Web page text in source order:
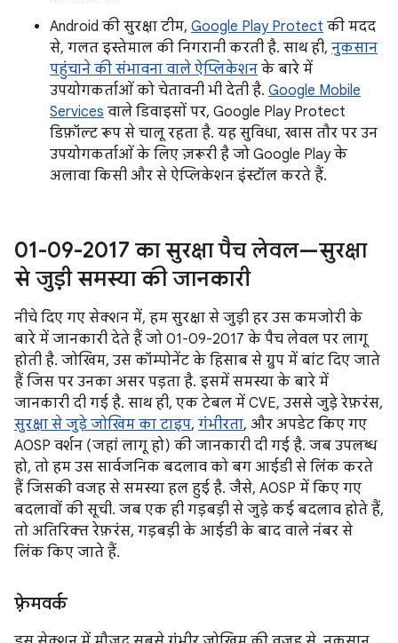
Android की सुरक्षा टीम, Google Play Protect की मदद
से, गलत इस्तेमाल की निगरानी करती है. साथ ही, नुकसान
पहुंचाने की संभावना वाले ऐप्लिकेशन के बारे में
उपयोगकर्ताओं को चेतावनी भी देती है. Google Mobile
Services वाले डिवाइसों पर, Google Play Protect
डिफ़ॉल्ट रूप से चालू रहता है. यह सुविधा, खास तौर पर उन
उपयोगकर्ताओं के लिए ज़रूरी है जो Google Play के
अलावा किसी और से ऐप्लिकेशन इंस्टॉल करते हैं.
01-09-2017 का सुरक्षा पैच लेवल—सुरक्षा
से जुड़ी समस्या की जानकारी
नीचे दिए गए सेक्शन में, हम सुरक्षा से जुड़ी हर उस कमजोरी के
बारे में जानकारी देते हैं जो 01-09-2017 के पैच लेवल पर लागू
होती है. जोखिम, उस कॉम्पोनेंट के हिसाब से ग्रुप में बांट दिए जाते
हैं जिस पर उनका असर पड़ता है. इसमें समस्या के बारे में
जानकारी दी गई है. साथ ही, एक टेबल में CVE, उससे जुड़े रेफ़रंस,
सुरक्षा से जुड़े जोखिम का टाइप, गंभीरता, और अपडेट किए गए
AOSP वर्शन (जहां लागू हो) की जानकारी दी गई है. जब उपलब्ध
हो, तो हम उस सार्वजनिक बदलाव को बग आईडी से लिंक करते
हैं जिसकी वजह से समस्या हल हुई है. जैसे, AOSP में किए गए
बदलावों की सूची. जब एक ही गड़बड़ी से जुड़े कई बदलाव होते हैं,
तो अतिरिक्त रेफ़रंस, गड़बड़ी के आईडी के बाद वाले नंबर से
लिंक किए जाते हैं.
फ़्रेमवर्क